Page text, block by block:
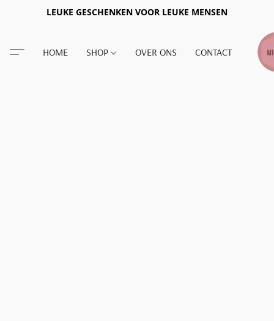
LEUKE GESCHENKEN VOOR LEUKE MENSEN
HOME SHOP OVER ONS CONTACT